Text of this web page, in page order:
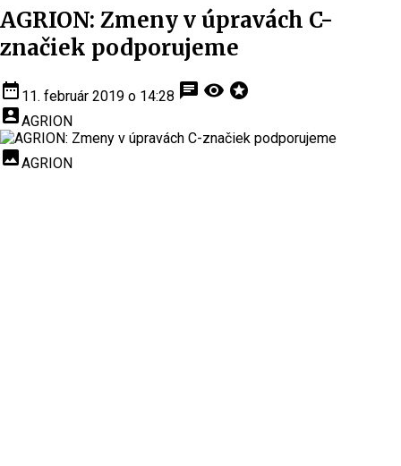
AGRION: Zmeny v úpravách C-
značiek podporujeme
date_range 11. február 2019 o 14:28 chat visibility stars
account_boxAGRION
insert_photoAGRION